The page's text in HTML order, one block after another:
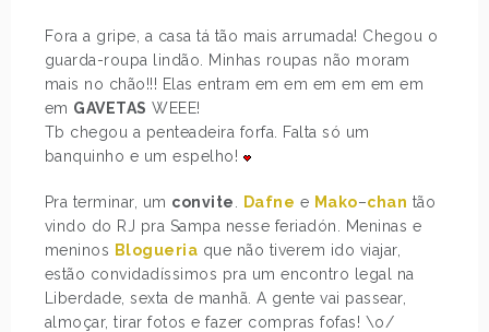
Fora a gripe, a casa tá tão mais arrumada! Chegou o
guarda-roupa lindão. Minhas roupas não moram
mais no chão!!! Elas entram em em em em em em
em GAVETAS WEEE!
Tb chegou a penteadeira forfa. Falta só um
banquinho e um espelho!
Pra terminar, um convite Dafne e Mako–chan tão
vindo do RJ pra Sampa nesse feriadón. Meninas e
meninos Blogueria que não tiverem ido viajar,
estão convidadíssimos pra um encontro legal na
Liberdade, sexta de manhã. A gente vai passear,
almoçar, tirar fotos e fazer compras fofas! \o/